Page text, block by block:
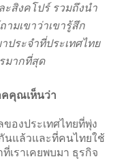
ะสิงคโปร์ รวมถึงนำ
ามเขาว่าเขารู้สึก
ประจำที่ประเทศไทย
มากที่สุด
คุณเห็นว่า
องประเทศไทยที่พุ่ง
นแล้วและที่คนไทยใช้
เราเคยพบมา ธุรกิจ